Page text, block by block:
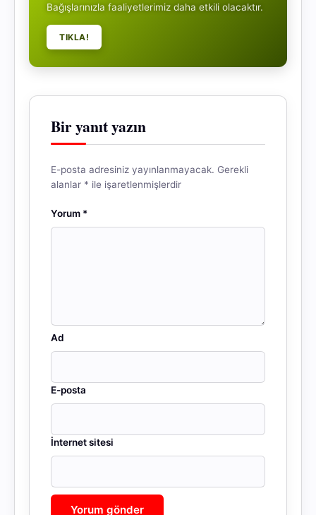
Bağışlarınızla faaliyetlerimiz daha etkili olacaktır.
TIKLA!
Bir yanıt yazın
E-posta adresiniz yayınlanmayacak. Gerekli
alanlar * ile işaretlenmişlerdir
Yorum *
Ad
E-posta
İnternet sitesi